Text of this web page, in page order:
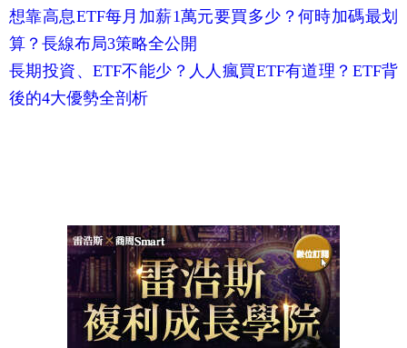
想靠高息ETF每月加薪1萬元要買多少？何時加碼最划
算？長線布局3策略全公開
長期投資、ETF不能少？人人瘋買ETF有道理？ETF背
後的4大優勢全剖析